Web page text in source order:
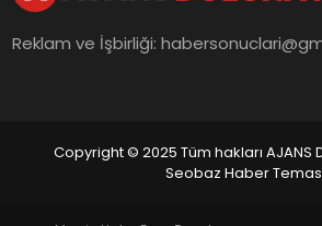
Reklam ve İşbirliği:
Copyright © 2025 Tüm hakları AJANS
Seobaz Haber